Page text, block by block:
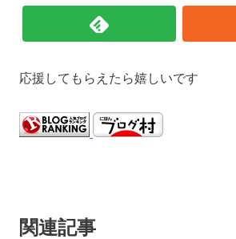
応援してもらえたら嬉しいです
関連記事